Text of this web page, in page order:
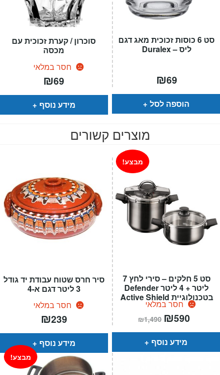
סוכרון / קערת זכוכית עם
מכסה
חסר במלאי
₪69
מידע נוסף
סט 6 כוסות זכוכית מאג דגם
ליס – Duralex
₪69
הוספה לסל
מוצרים קשורים
סיר חרס שטוח עבודת יד גודל
3 ליטר דגם א-4
חסר במלאי
₪239
מידע נוסף
סט 5 חלקים – סירי לחץ 7
ליטר + 4 ליטר Defender
בטכנולוגיית Active Shield
חסר במלאי
מבצע!
₪1,490 המחיר
המקורי
היה:
₪590
הוא:
מידע נוסף
מבצע!